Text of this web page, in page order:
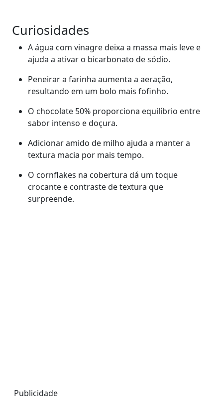
Curiosidades
A água com vinagre deixa a massa mais leve e
ajuda a ativar o bicarbonato de sódio.
Peneirar a farinha aumenta a aeração,
resultando em um bolo mais fofinho.
O chocolate 50% proporciona equilíbrio entre
sabor intenso e doçura.
Adicionar amido de milho ajuda a manter a
textura macia por mais tempo.
O cornflakes na cobertura dá um toque
crocante e contraste de textura que
surpreende.
Publicidade